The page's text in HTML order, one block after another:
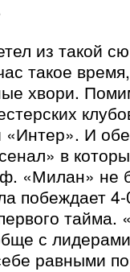
из такой
такое
хвори.
И
в
«Милан» не
побеждает 4-
тайма.
с
равными